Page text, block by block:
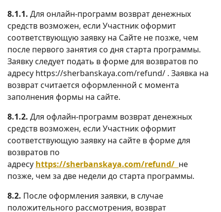
8.1.1. Для онлайн-программ возврат денежных
средств возможен, если Участник оформит
соответствующую заявку на Сайте не позже, чем
после первого занятия со дня старта программы.
Заявку следует подать в форме для возвратов по
адресу https://sherbanskaya.com/refund/ . Заявка на
возврат считается оформленной с момента
заполнения формы на сайте.
8.1.2. Для офлайн-программ возврат денежных
средств возможен, если Участник оформит
соответствующую заявку на сайте в форме для
возвратов по
адресу https://sherbanskaya.com/refund/ не
позже, чем за две недели до старта программы.
8.2. После оформления заявки, в случае
положительного рассмотрения, возврат